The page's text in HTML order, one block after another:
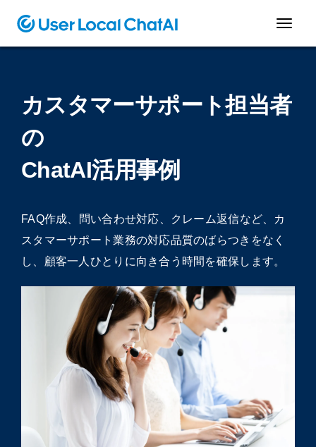
カスタマーサポート担当者
の
ChatAI活用事例
FAQ作成、問い合わせ対応、クレーム返信など、カ
スタマーサポート業務の対応品質のばらつきをなく
し、顧客一人ひとりに向き合う時間を確保します。